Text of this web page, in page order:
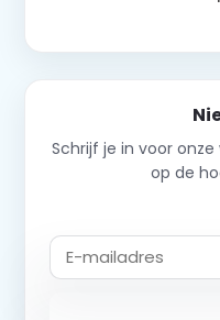
Schrijf je in voor
op de